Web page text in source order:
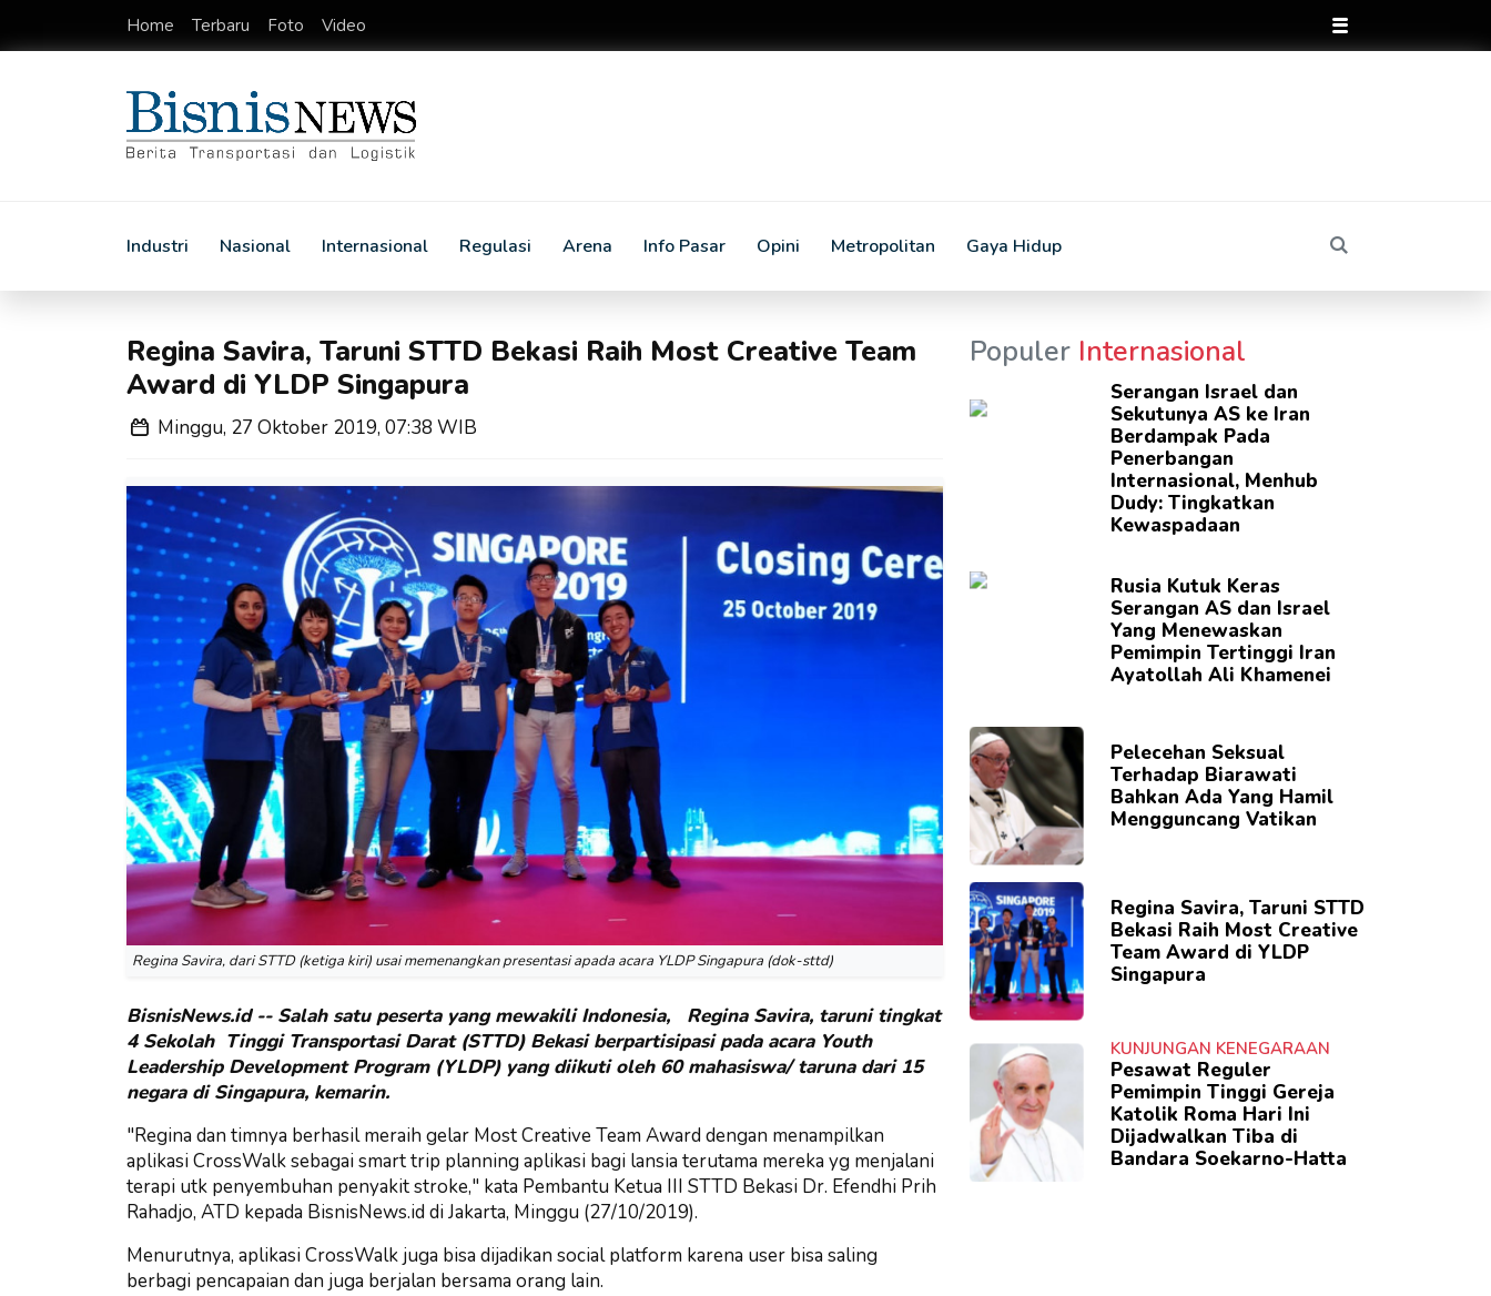
Home Terbaru Foto Video
Industri Nasional Internasional Regulasi Arena Info Pasar Opini Metropolitan Gaya Hidup
Regina Savira, Taruni STTD Bekasi Raih Most Creative Team
Award di YLDP Singapura
Minggu, 27 Oktober 2019, 07:38 WIB
Regina Savira, dari STTD (ketiga kiri) usai memenangkan presentasi apada acara YLDP Singapura (dok-sttd)
BisnisNews.id -- Salah satu peserta yang mewakili Indonesia, Regina Savira, taruni tingkat
4 Sekolah Tinggi Transportasi Darat (STTD) Bekasi berpartisipasi pada acara Youth
Leadership Development Program (YLDP) yang diikuti oleh 60 mahasiswa/ taruna dari 15
negara di Singapura, kemarin.
"Regina dan timnya berhasil meraih gelar Most Creative Team Award dengan menampilkan
aplikasi CrossWalk sebagai smart trip planning aplikasi bagi lansia terutama mereka yg menjalani
terapi utk penyembuhan penyakit stroke," kata Pembantu Ketua III STTD Bekasi Dr. Efendhi Prih
Rahadjo, ATD kepada BisnisNews.id di Jakarta, Minggu (27/10/2019).
Menurutnya, aplikasi CrossWalk juga bisa dijadikan social platform karena user bisa saling
berbagi pencapaian dan juga berjalan bersama orang lain.
Populer Internasional
Serangan Israel dan
Sekutunya AS ke Iran
Berdampak Pada
Penerbangan
Internasional, Menhub
Dudy: Tingkatkan
Kewaspadaan
Rusia Kutuk Keras
Serangan AS dan Israel
Yang Menewaskan
Pemimpin Tertinggi Iran
Ayatollah Ali Khamenei
Pelecehan Seksual
Terhadap Biarawati
Bahkan Ada Yang Hamil
Mengguncang Vatikan
Regina Savira, Taruni STTD
Bekasi Raih Most Creative
Team Award di YLDP
Singapura
KUNJUNGAN KENEGARAAN
Pesawat Reguler
Pemimpin Tinggi Gereja
Katolik Roma Hari Ini
Dijadwalkan Tiba di
Bandara Soekarno-Hatta